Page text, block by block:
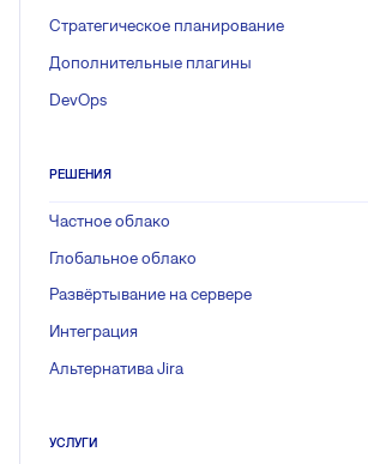
Стратегическое планирование
Дополнительные плагины
DevOps
РЕШЕНИЯ
Частное облако
Глобальное облако
Развёртывание на сервере
Интеграция
Альтернатива Jira
УСЛУГИ